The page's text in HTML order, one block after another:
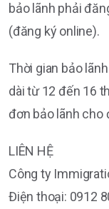
bảo lãnh phải
(đăng ký online).
Thời gian bảo
dài từ 12 đến 16
đơn bảo lãnh cho
LIÊN HỆ
Công ty
Điện thoại: 0912